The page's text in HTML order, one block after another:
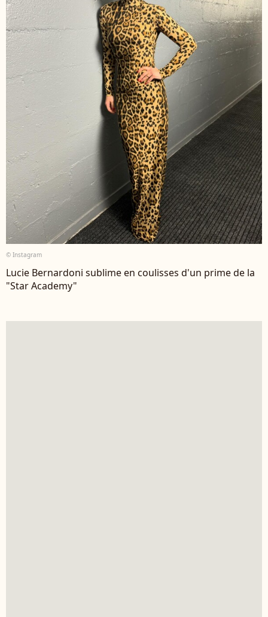
© Instagram
Lucie Bernardoni sublime en coulisses d'un prime de la
"Star Academy"